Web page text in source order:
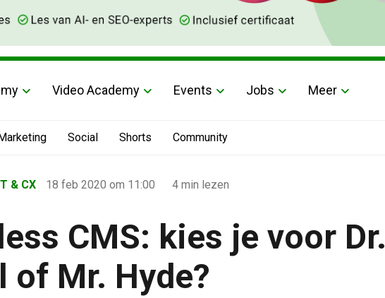
Video Academy Events Jobs Meer
Marketing Social Shorts Community
& CX 18 feb 2020 om 11:00 4 min lezen
CMS: kies je voor Dr.
of Mr. Hyde?